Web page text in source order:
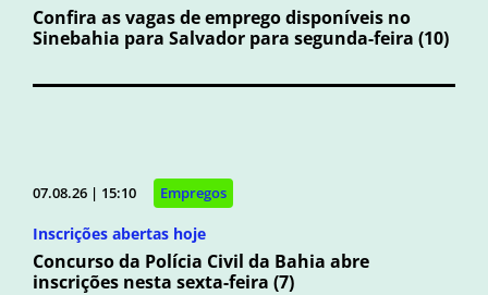
Confira as vagas de emprego disponíveis no
Sinebahia para Salvador para segunda-feira (10)
07.08.26 | 15:10 Empregos
Inscrições abertas hoje
Concurso da Polícia Civil da Bahia abre
inscrições nesta sexta-feira (7)